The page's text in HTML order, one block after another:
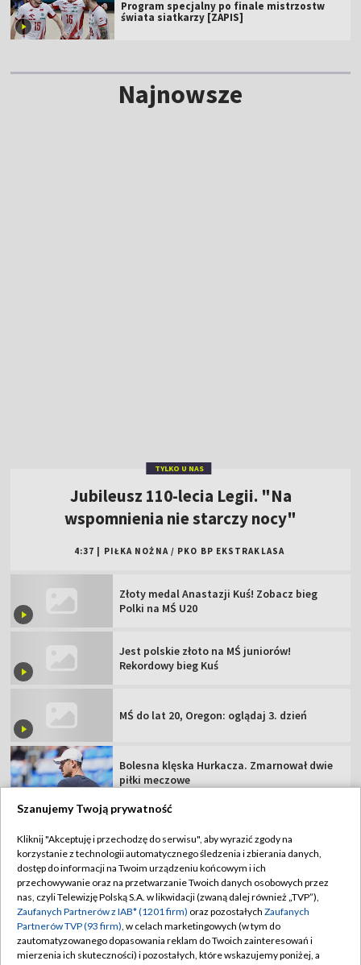
Program specjalny po finale mistrzostw
świata siatkarzy [ZAPIS]
Najnowsze
Polki na MŚ U20
Jest polskie złoto na MŚ juniorów!
Rekordowy bieg Kuś
Bolesna klęska Hurkacza. Zmarnował dwie
Sportowy wieczór 07.08. (gość: Bartłomiej
TVP
Abonament TVP
Sklep TVP
Biuro Reklamy
Oferta Handlowa
Telegazeta ogłoszenia
Regulamin TVP
Polityka prywatności
Moje zgody
Biuro reklamy
Kontakt
Szanujemy Twoją prywatność
Kliknij "Akceptuję i przechodzę do serwisu", aby wyrazić zgody na
korzystanie z technologii automatycznego śledzenia i zbierania danych,
dostęp do informacji na Twoim urządzeniu końcowym i ich
przechowywanie oraz na przetwarzanie Twoich danych osobowych przez
nas, czyli Telewizję Polską S.A. w likwidacji (zwaną dalej również „TVP”),
Zaufanych Partnerów z IAB* (1201 firm) oraz pozostałych Zaufanych
Partnerów TVP (93 firm), w celach marketingowych (w tym do
zautomatyzowanego dopasowania reklam do Twoich zainteresowań i
mierzenia ich skuteczności) i pozostałych, które wskazujemy poniżej, a